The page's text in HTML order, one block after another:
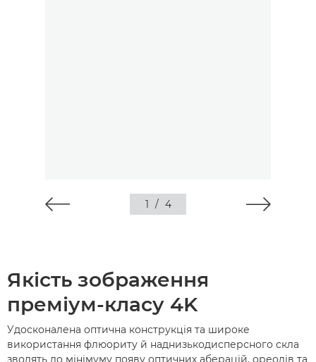
1 / 4
Якість зображення
преміум-класу 4K
Удосконалена оптична конструкція та широке
використання флюориту й наднизькодисперсного скла
зводять до мінімуму появу оптичних аберацій, ореолів та